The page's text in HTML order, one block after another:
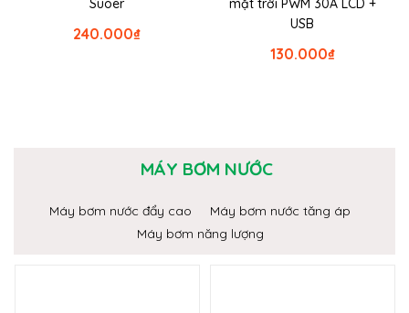
Suoer
₫
240.000
mặt trời PWM 30A LCD +
USB
₫
130.000
MÁY BƠM NƯỚC
Máy bơm nước đẩy cao
Máy bơm nước tăng áp
Máy bơm năng lượng